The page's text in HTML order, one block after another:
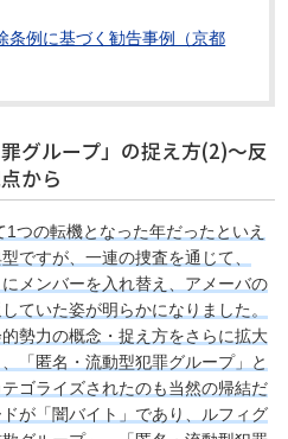
条例に基づく勧告事例（京都
グループ」の捉え方(2)～反
から
つの転機となった年だったといえ
ですが、一連の捜査を通じて、
メンバーを入れ替え、アメーバの
ていた姿が明らかになりました。
勢力の概念・捉え方をさらに拡大
「匿名・流動型犯罪グループ」と
ゴライズされたのも当然の帰結だ
が「闇バイト」であり、ルフィグ